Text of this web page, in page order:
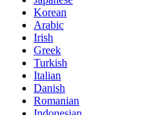
Korean
Arabic
Irish
Greek
Turkish
Italian
Danish
Romanian